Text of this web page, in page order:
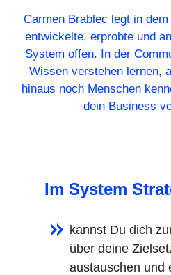
Carmen Brablec legt in
entwickelte, erprobte und
System offen. In der
Wissen verstehen lernen,
hinaus noch Menschen
dein Business
Im System
kannst Du dich
über deine
austauschen und